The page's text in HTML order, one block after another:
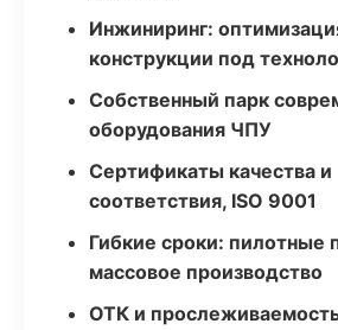
Инжиниринг:
конструкции под
Собственный парк
оборудования ЧПУ
Сертификаты качества и
соответствия, ISO 9001
Гибкие сроки: пилотные
массовое производство
ОТК и